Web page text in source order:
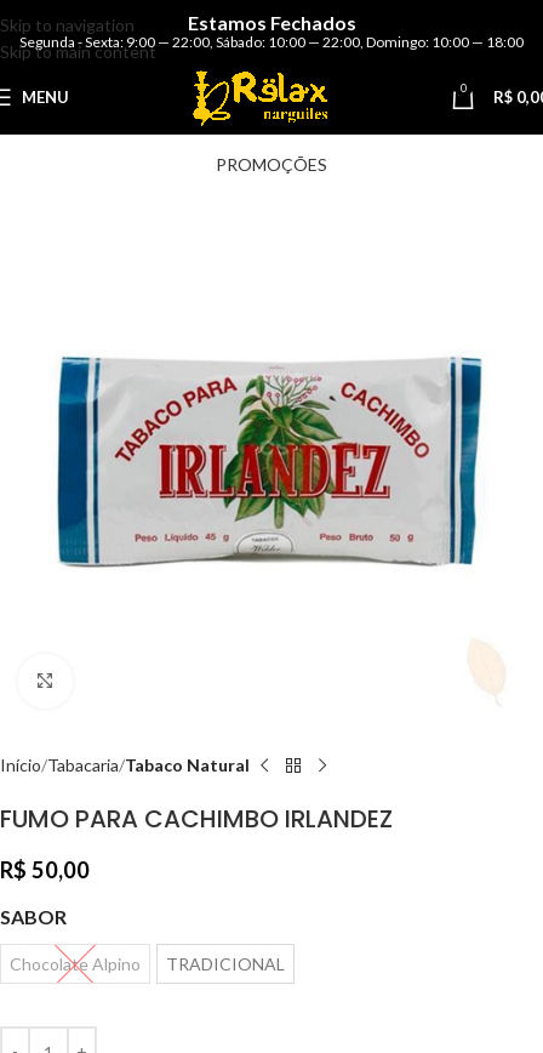
Skip to navigation
Skip to main content
Estamos Fechados
Segunda - Sexta: 9:00 — 22:00 Sábado: 10:00 — 22:00 Domingo: 10:00 — 18:00
MENU 0 R$
PROMOÇÕES
Início Tabacaria Tabaco Natural
FUMO PARA CACHIMBO IRLANDEZ
R$ 50,00
SABOR
Chocolate Alpino TRADICIONAL